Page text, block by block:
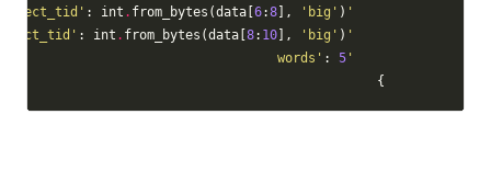
'subject_tid'
: int . from_bytes(data[ 6:8 ], 'big' ),
'object_tid'
: int . from_bytes(data[ 8: 10 ], 'big' ),
'words'
: 5
        }